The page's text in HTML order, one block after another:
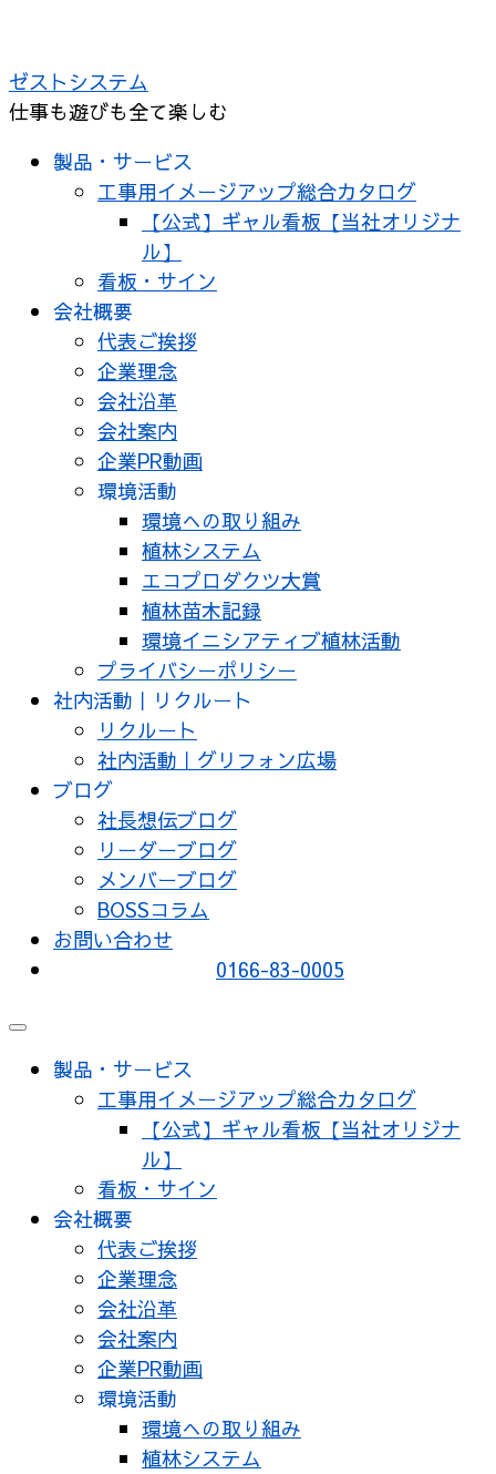
テ
ン
ゼストシステム
仕事も遊びも全て楽しむ
製品・サービス
工事用イメージアップ総合カタログ
【公式】ギャル看板【当社オリジナ
ル】
看板・サイン
会社概要
代表ご挨拶
企業理念
会社沿革
会社案内
企業PR動画
環境活動
環境への取り組み
植林システム
エコプロダクツ大賞
植林苗木記録
環境イニシアティブ植林活動
プライバシーポリシー
社内活動｜リクルート
リクルート
社内活動｜グリフォン広場
ブログ
社長想伝ブログ
リーダーブログ
メンバーブログ
BOSSコラム
お問い合わせ
0166-83-0005
メ
製品・サービス
工事用イメージアップ総合カタログ
【公式】ギャル看板【当社オリジナ
ル】
看板・サイン
会社概要
代表ご挨拶
企業理念
会社沿革
会社案内
企業PR動画
環境活動
環境への取り組み
植林システム